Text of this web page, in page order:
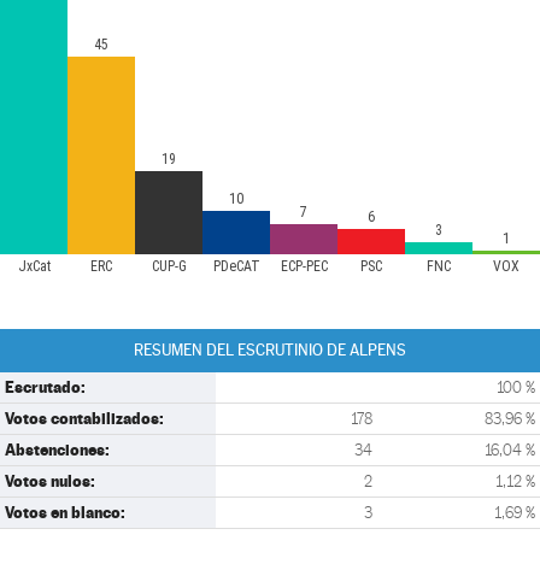
JxCat ERC CUP-G PDeCAT ECP-PEC PSC FNC VOX
45
19
10
7 6
3 1
RESUMEN DEL ESCRUTINIO DE ALPENS
Escrutado: 100 %
Votos contabilizados: 178 83,96 %
Abstenciones: 34 16,04 %
Votos nulos: 2 1,12 %
Votos en blanco: 3 1,69 %